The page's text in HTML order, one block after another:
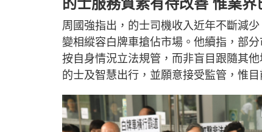
的士服務質素有待改善 惟業界
周國強指出，的士司機收入近年不斷減
變相縱容白牌車搶佔市場。他續指，部
按自身情況立法規管，而非盲目跟隨其
的士及智慧出行，並願意接受監管，惟